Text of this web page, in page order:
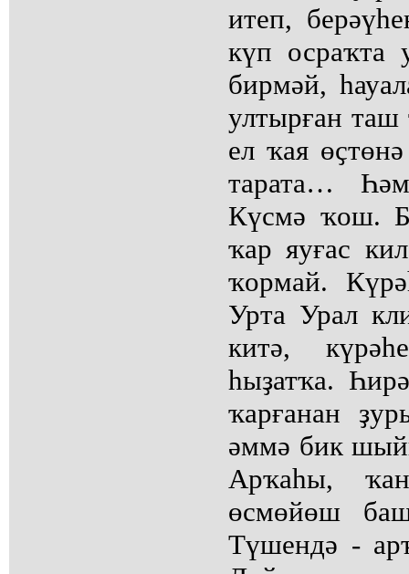
итеп,
күп осраҡта
бирмәй,
ултырған
ел ҡая
тарата…
Күсмә ҡош.
ҡар яуғас
ҡормай.
Урта Урал
китә,
һыҙатҡа.
ҡарғанан
әммә бик
Арҡаһы,
өсмөйөш
Түшендә -